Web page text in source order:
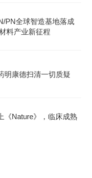
PN全球智造基地落成
料产业新征程
明康德扫清一切质疑
《Nature》，临床成熟